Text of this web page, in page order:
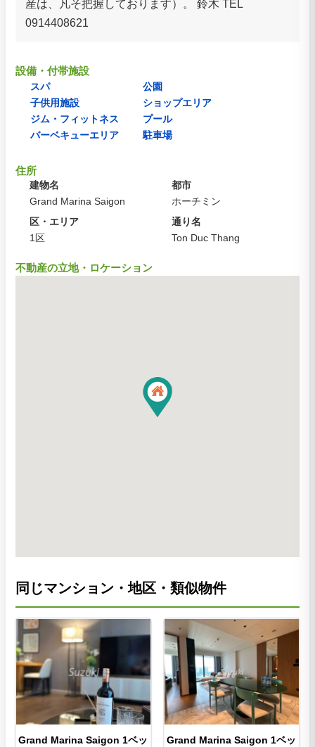
産は、凡そ把握しております）。 鈴木 TEL
0914408621
設備・付帯施設
スパ
公園
子供用施設
ショップエリア
ジム・フィットネス
プール
バーベキューエリア
駐車場
住所
建物名
Grand Marina Saigon
都市
ホーチミン
区・エリア
1区
通り名
Ton Duc Thang
不動産の立地・ロケーション
同じマンション・地区・類似物件
Grand Marina Saigon 1ベッ
Grand Marina Saigon 1ベッ